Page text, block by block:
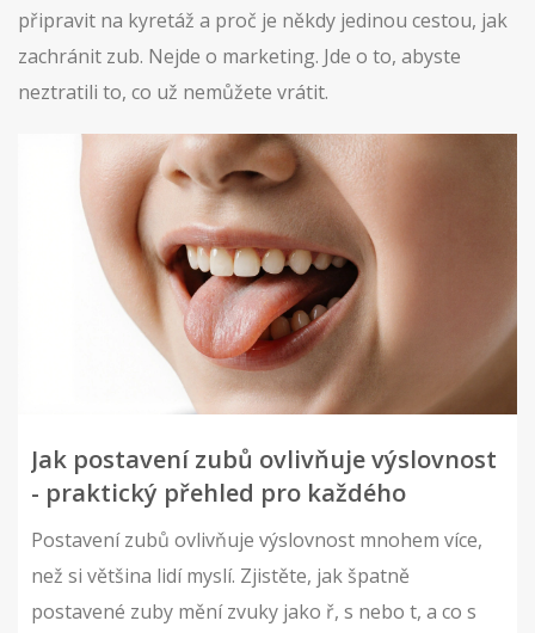
připravit na kyretáž a proč je někdy jedinou cestou, jak
zachránit zub. Nejde o marketing. Jde o to, abyste
neztratili to, co už nemůžete vrátit.
Jak postavení zubů ovlivňuje výslovnost
- praktický přehled pro každého
Postavení zubů ovlivňuje výslovnost mnohem více,
než si většina lidí myslí. Zjistěte, jak špatně
postavené zuby mění zvuky jako ř, s nebo t, a co s